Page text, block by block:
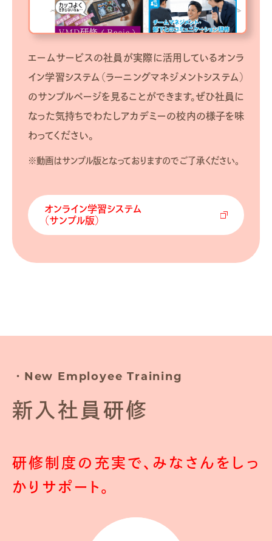
エームサービスの社員が実際に活用しているオンラ
イン学習システム（ラーニングマネジメントシステム）
のサンプルページを見ることができます。ぜひ社員に
なった気持ちでわたしアカデミーの校内の様子を味
わってください。
※動画はサンプル版となっておりますのでご了承ください。
オンライン学習システム
（サンプル版）
・New Employee Training
新入社員研修
研修制度の充実で、みなさんをしっ
かりサポート。